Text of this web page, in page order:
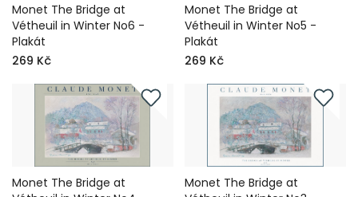
Monet The Bridge at
Vétheuil in Winter No6 -
Plakát
269 Kč
Monet The Bridge at
Vétheuil in Winter No5 -
Plakát
269 Kč
Monet The Bridge at
Monet The Bridge at